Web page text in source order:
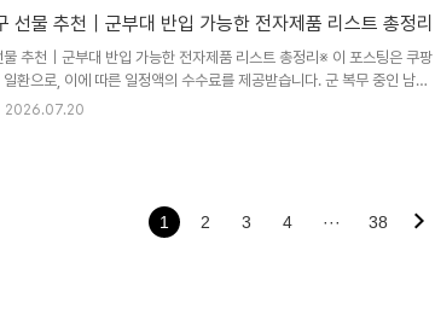
는 사람도 유용하게 사용할 만한 제품을 고를 수 있습니다. 오늘은 자취
할 만한 5만 원대 소형 가전 BEST 5를 정리해보겠습니다. 📌 목차1️⃣ ..
선물 추천｜군부대 반입 가능한 전자제품 리스트 총정리
추천｜군부대 반입 가능한 전자제품 리스트 총정리※ 이 포스팅은 쿠팡
환으로, 이에 따른 일정액의 수수료를 제공받습니다. 군 복무 중인 남자
내려고 하면 생각보다 고민되는 것이 많습니다. 특히 이어폰, 스마트워
준은 군별·부대별·보직별·보안구역 여부에 따라 달라질 수 있습니다. 아
2026.07.20
1 2 3 4 ··· 38